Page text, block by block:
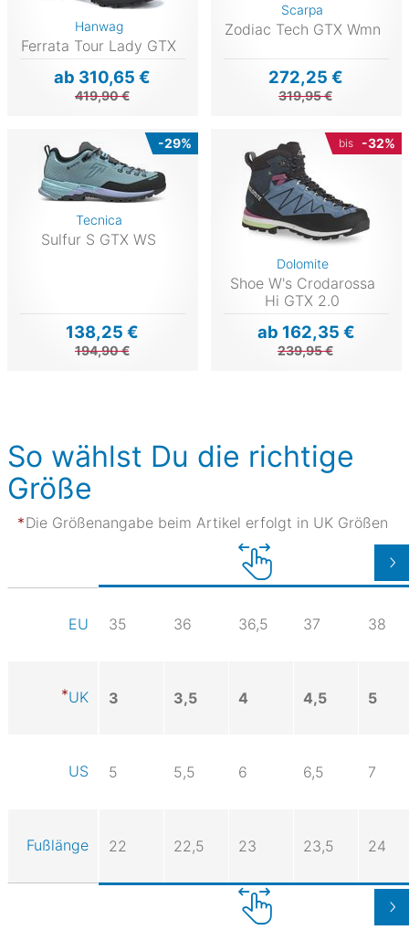
Hanwag
Ferrata Tour Lady GTX
ab 310,65 €
419,90 €
Scarpa
Zodiac Tech GTX Wmn
272,25 €
319,95 €
-29%
Tecnica
Sulfur S GTX WS
138,25 €
194,90 €
bis -32%
Dolomite
Shoe W's Crodarossa
Hi GTX 2.0
ab 162,35 €
239,95 €
So wählst Du die richtige
Größe
Die Größenangabe beim Artikel erfolgt in UK Größen
EU 35 36 36,5 37 38
UK 3 3,5 4 4,5 5
US 5 5,5 6 6,5 7
Fußlänge 22 22,5 23 23,5 24